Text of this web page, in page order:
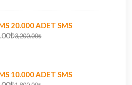
20.000 ADET SMS
3,200.00₺
10.000 ADET SMS